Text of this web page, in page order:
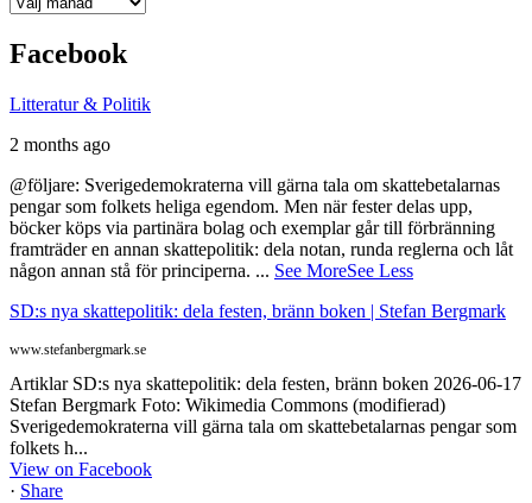
Facebook
Litteratur & Politik
2 months ago
@följare: Sverigedemokraterna vill gärna tala om skattebetalarnas
pengar som folkets heliga egendom. Men när fester delas upp,
böcker köps via partinära bolag och exemplar går till förbränning
framträder en annan skattepolitik: dela notan, runda reglerna och låt
någon annan stå för principerna. ... See MoreSee Less
SD:s nya skattepolitik: dela festen, bränn boken | Stefan Bergmark
www.stefanbergmark.se
Artiklar SD:s nya skattepolitik: dela festen, bränn boken 2026-06-17
Stefan Bergmark Foto: Wikimedia Commons (modifierad)
Sverigedemokraterna vill gärna tala om skattebetalarnas pengar som
folkets h...
View on Facebook
· Share